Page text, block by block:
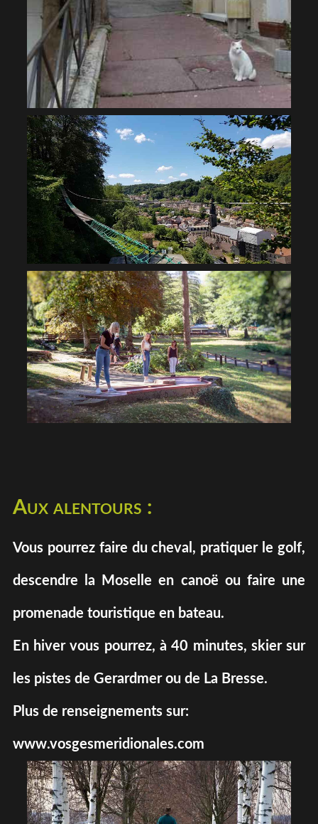
Aux alentours :
Vous pourrez faire du cheval, pratiquer le golf,
descendre la Moselle en canoë ou faire une
promenade touristique en bateau.
En hiver vous pourrez, à 40 minutes, skier sur
les pistes de Gerardmer ou de La Bresse.
Plus de renseignements sur:
www.vosgesmeridionales.com